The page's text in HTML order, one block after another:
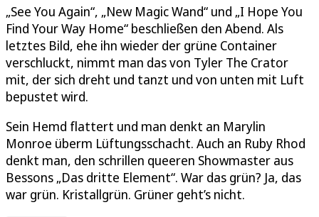
„See You Again“, „New Magic Wand“ und „I Hope You
Find Your Way Home“ beschließen den Abend. Als
letztes Bild, ehe ihn wieder der grüne Container
verschluckt, nimmt man das von Tyler The Crator
mit, der sich dreht und tanzt und von unten mit Luft
bepustet wird.
Sein Hemd flattert und man denkt an Marylin
Monroe überm Lüftungsschacht. Auch an Ruby Rhod
denkt man, den schrillen queeren Showmaster aus
Bessons „Das dritte Element“. War das grün? Ja, das
war grün. Kristallgrün. Grüner geht’s nicht.